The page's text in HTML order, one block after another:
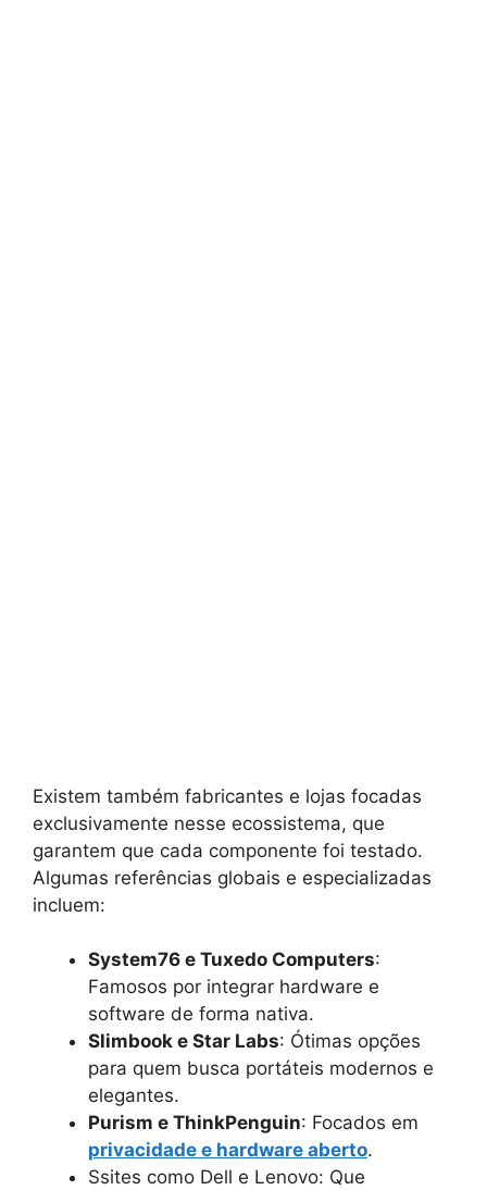
Existem também fabricantes e lojas focadas
exclusivamente nesse ecossistema, que
garantem que cada componente foi testado.
Algumas referências globais e especializadas
incluem:
System76 e Tuxedo Computers:
Famosos por integrar hardware e
software de forma nativa.
Slimbook e Star Labs: Ótimas opções
para quem busca portáteis modernos e
elegantes.
Purism e ThinkPenguin: Focados em
privacidade e hardware aberto.
Ssites como Dell e Lenovo: Que